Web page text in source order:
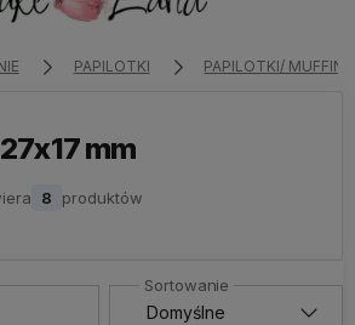
z poprzedniej sesji.
PAPILOTKI PAPILOTKI/ MUFFINY
mm
8 produktów